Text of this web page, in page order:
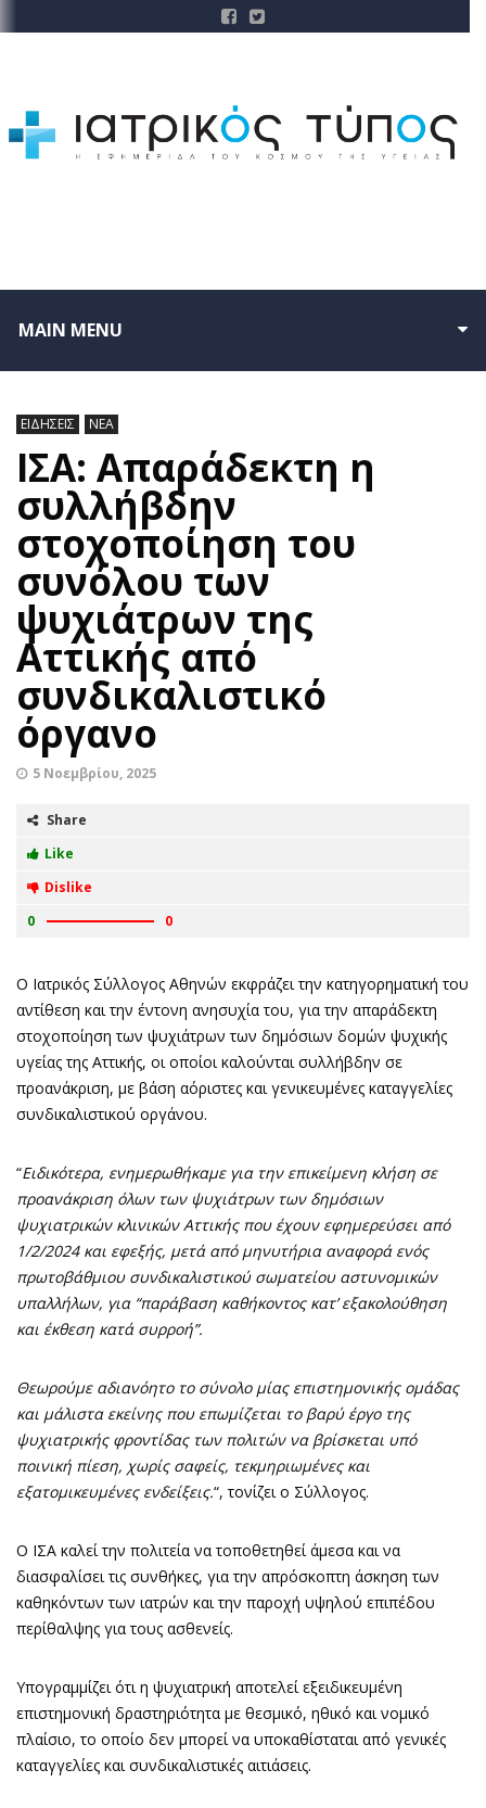
MAIN MENU
ΕΙΔΗΣΕΙΣ ΝΕΑ
ΙΣΑ: Απαράδεκτη η
συλλήβδην
στοχοποίηση του
συνόλου των
ψυχιάτρων της
Αττικής από
συνδικαλιστικό
όργανο
5 Νοεμβρίου, 2025
Share
Like
Dislike
0
0
Ο Ιατρικός Σύλλογος Αθηνών εκφράζει την κατηγορηματική του
αντίθεση και την έντονη ανησυχία του, για την απαράδεκτη
στοχοποίηση των ψυχιάτρων των δημόσιων δομών ψυχικής
υγείας της Αττικής, οι οποίοι καλούνται συλλήβδην σε
προανάκριση, με βάση αόριστες και γενικευμένες καταγγελίες
συνδικαλιστικού οργάνου.
“Ειδικότερα, ενημερωθήκαμε για την επικείμενη κλήση σε
προανάκριση όλων των ψυχιάτρων των δημόσιων
ψυχιατρικών κλινικών Αττικής που έχουν εφημερεύσει από
1/2/2024 και εφεξής, μετά από μηνυτήρια αναφορά ενός
πρωτοβάθμιου συνδικαλιστικού σωματείου αστυνομικών
υπαλλήλων, για “παράβαση καθήκοντος κατ’ εξακολούθηση
και έκθεση κατά συρροή”.
Θεωρούμε αδιανόητο το σύνολο μίας επιστημονικής ομάδας
και μάλιστα εκείνης που επωμίζεται το βαρύ έργο της
ψυχιατρικής φροντίδας των πολιτών να βρίσκεται υπό
ποινική πίεση, χωρίς σαφείς, τεκμηριωμένες και
εξατομικευμένες ενδείξεις.“, τονίζει ο Σύλλογος.
Ο ΙΣΑ καλεί την πολιτεία να τοποθετηθεί άμεσα και να
διασφαλίσει τις συνθήκες, για την απρόσκοπτη άσκηση των
καθηκόντων των ιατρών και την παροχή υψηλού επιπέδου
περίθαλψης για τους ασθενείς.
Υπογραμμίζει ότι η ψυχιατρική αποτελεί εξειδικευμένη
επιστημονική δραστηριότητα με θεσμικό, ηθικό και νομικό
πλαίσιο, το οποίο δεν μπορεί να υποκαθίσταται από γενικές
καταγγελίες και συνδικαλιστικές αιτιάσεις.